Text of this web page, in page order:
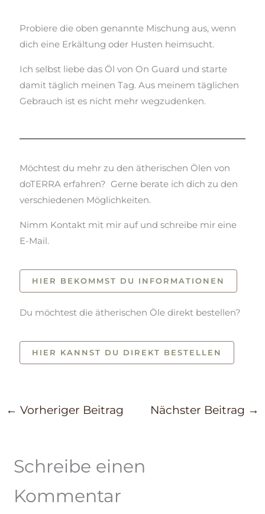
Probiere die oben genannte Mischung aus, wenn
dich eine Erkältung oder Husten heimsucht.
Ich selbst liebe das Öl von On Guard und starte
damit täglich meinen Tag. Aus meinem täglichen
Gebrauch ist es nicht mehr wegzudenken.
Möchtest du mehr zu den ätherischen Ölen von
doTERRA erfahren? Gerne berate ich dich zu den
verschiedenen Möglichkeiten.
Nimm Kontakt mit mir auf und schreibe mir eine
E-Mail.
HIER BEKOMMST DU INFORMATIONEN
Du möchtest die ätherischen Öle direkt bestellen?
HIER KANNST DU DIREKT BESTELLEN
← Vorheriger Beitrag Nächster Beitrag →
Schreibe einen
Kommentar